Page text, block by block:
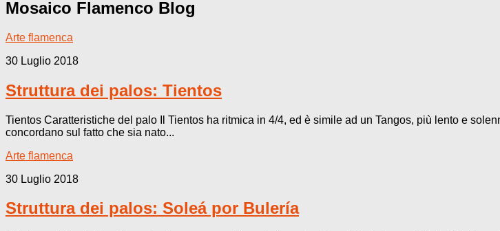
Mosaico Flamenco Blog
Arte flamenca
30 Luglio 2018
Struttura dei palos: Tientos
Tientos Caratteristiche del palo Il Tientos ha ritmica in 4/4, ed è simile ad un Tangos, più lento e
concordano sul fatto che sia nato...
Arte flamenca
30 Luglio 2018
Struttura dei palos: Soleá por Bulería